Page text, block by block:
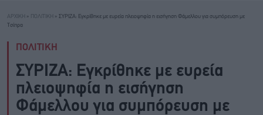
ΑΡΧΙΚΗ » ΠΟΛΙΤΙΚΗ » ΣΥΡΙΖΑ: Εγκρίθηκε με ευρεία πλειοψηφία η εισήγηση Φάμελλου για συμπόρευση με
Τσίπρα
ΠΟΛΙΤΙΚΗ
ΣΥΡΙΖΑ: Εγκρίθηκε με ευρεία
πλειοψηφία η εισήγηση
Φάμελλου για συμπόρευση με